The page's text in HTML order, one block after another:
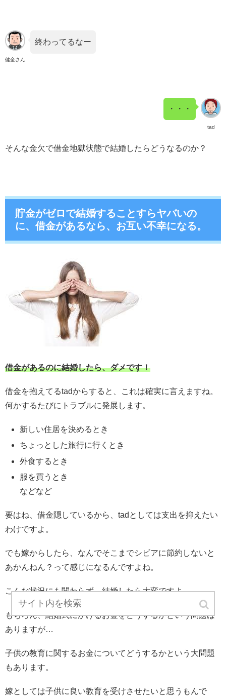
健全さん
終わってるなー
tad
・・・
そんな金欠で借金地獄状態で結婚したらどうなるのか？
貯金がゼロで結婚することすらヤバいの
に、借金があるなら、お互い不幸になる。
借金があるのに結婚したら、ダメです！
借金を抱えてるtadからすると、これは確実に言えますね。
何かするたびにトラブルに発展します。
新しい住居を決めるとき
ちょっとした旅行に行くとき
外食するとき
服を買うとき
などなど
要はね、借金隠しているから、tadとしては支出を抑えたい
わけですよ。
でも嫁からしたら、なんでそこまでシビアに節約しないと
あかんねん？って感じになるんですよね。
こんな状況にも関わらず、結婚したら大変ですよ。
もちろん、結婚式にかけるお金をどうするかという問題は
ありますが…
子供の教育に関するお金についてどうするかという大問題
もあります。
嫁としては子供に良い教育を受けさせたいと思うもんで